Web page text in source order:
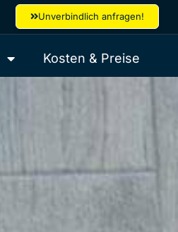
Unverbindlich anfragen!
Kosten & Preise